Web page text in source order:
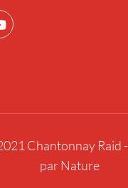
Chantonnay Raid -
par Nature